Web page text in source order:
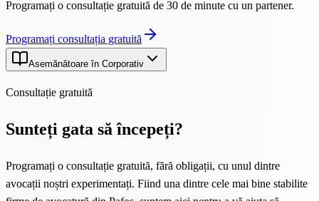
Programați o consultație gratuită de 30 de minute cu un partener.
Programați consultația gratuită
Asemănătoare în Corporativ
Consultație gratuită
Sunteți gata să începeți?
Programați o consultație gratuită, fără obligații, cu unul dintre
avocații noștri experimentați. Fiind una dintre cele mai bine stabilite